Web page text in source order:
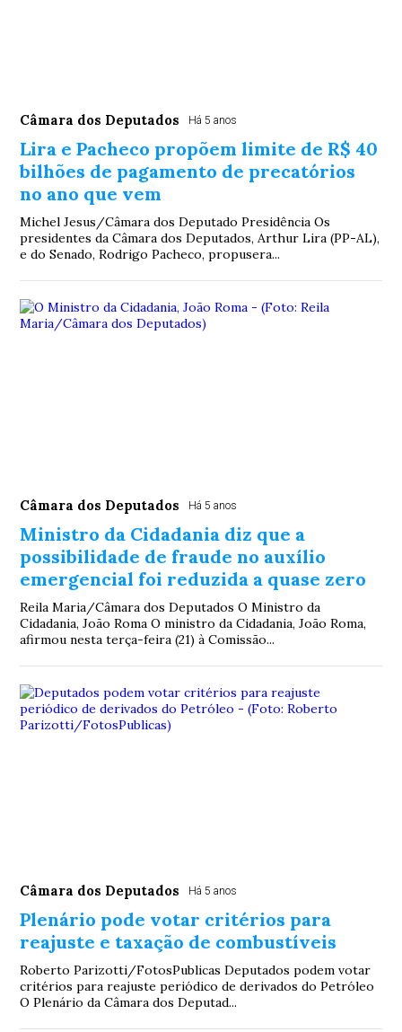
Câmara dos Deputados Há 5 anos
Lira e Pacheco propõem limite de R$ 40
bilhões de pagamento de precatórios
no ano que vem
Michel Jesus/Câmara dos Deputado Presidência Os
presidentes da Câmara dos Deputados, Arthur Lira (PP-AL),
e do Senado, Rodrigo Pacheco, propusera...
Câmara dos Deputados Há 5 anos
Ministro da Cidadania diz que a
possibilidade de fraude no auxílio
emergencial foi reduzida a quase zero
Reila Maria/Câmara dos Deputados O Ministro da
Cidadania, João Roma O ministro da Cidadania, João Roma,
afirmou nesta terça-feira (21) à Comissão...
Câmara dos Deputados Há 5 anos
Plenário pode votar critérios para
reajuste e taxação de combustíveis
Roberto Parizotti/FotosPublicas Deputados podem votar
critérios para reajuste periódico de derivados do Petróleo
O Plenário da Câmara dos Deputad...